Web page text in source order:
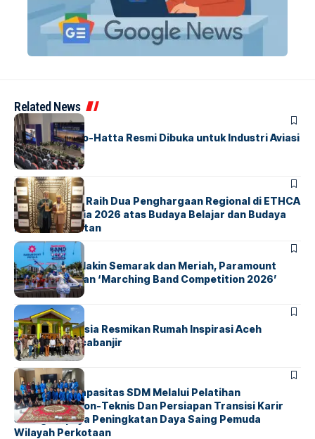
Related News
BANDARA BERITA
IALC Soekarno-Hatta Resmi Dibuka untuk Industri Aviasi
Dunia
BERITA
ParagonCorp Raih Dua Penghargaan Regional di ETHCA
Southeast Asia 2026 atas Budaya Belajar dan Budaya
Kebermanfaatan
BERITA INDEX
Akhir Pekan Makin Semarak dan Meriah, Paramount
Petals Hadirkan ‘Marching Band Competition 2026’
BERITAHOME
AirNav Indonesia Resmikan Rumah Inspirasi Aceh
Tamiang Pascabanjir
BERITAINDEX
Penguatan Kapasitas SDM Melalui Pelatihan
Kompetensi Non-Teknis Dan Persiapan Transisi Karir
Sebagai Upaya Peningkatan Daya Saing Pemuda
Wilayah Perkotaan